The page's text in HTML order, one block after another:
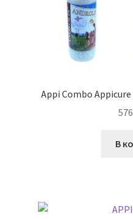
Appi Combo
В